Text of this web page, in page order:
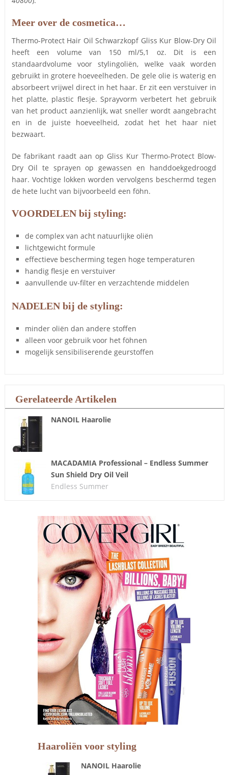
Meer over de cosmetica…
Thermo-Protect Hair Oil Schwarzkopf Gliss Kur Blow-Dry Oil
heeft een volume van 150 ml/5,1 oz. Dit is een
standaardvolume voor stylingoliën, welke vaak worden
gebruikt in grotere hoeveelheden. De gele olie is waterig en
absorbeert vrijwel direct in het haar. Er zit een verstuiver in
het platte, plastic flesje. Sprayvorm verbetert het gebruik
van het product aanzienlijk, wat sneller wordt aangebracht
en in de juiste hoeveelheid, zodat het het haar niet
bezwaart.
De fabrikant raadt aan op Gliss Kur Thermo-Protect Blow-
Dry Oil te sprayen op gewassen en handdoekgedroogd
haar. Vochtige lokken worden vervolgens beschermd tegen
de hete lucht van bijvoorbeeld een föhn.
VOORDELEN bij styling:
de complex van acht natuurlijke oliën
lichtgewicht formule
effectieve bescherming tegen hoge temperaturen
handig flesje en verstuiver
aanvullende uv-filter en verzachtende middelen
NADELEN bij de styling:
minder oliën dan andere stoffen
alleen voor gebruik voor het föhnen
mogelijk sensibiliserende geurstoffen
Gerelateerde Artikelen
NANOIL Haarolie
MACADAMIA Professional – Endless Summer
Sun Shield Dry Oil Veil
Endless Summer
Haaroliën voor styling
NANOIL Haarolie